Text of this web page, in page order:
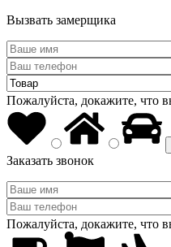
Вызвать замерщика
Пожалуйста, докажите, что
Заказать звонок
Пожалуйста, докажите, что